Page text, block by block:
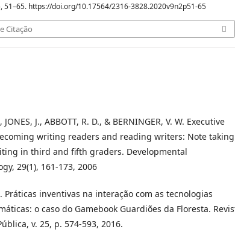
51–65. https://doi.org/10.17564/2316-3828.2020v9n2p51-65
Citação
JONES, J., ABBOTT, R. D., & BERNINGER, V. W. Executive
writing readers and reading writers: Note taking
in third and fifth graders. Developmental
29(1), 161-173, 2006
Práticas inventivas na interação com as tecnologias
o caso do Gamebook Guardiões da Floresta.
v. 25, p. 574-593, 2016.